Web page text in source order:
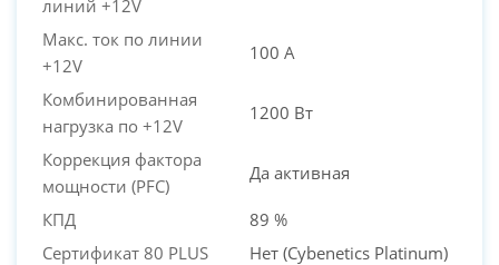
линий +12V
Макс. ток по линии
+12V
100 А
Комбинированная
нагрузка по +12V
1200 Вт
Коррекция фактора
мощности (PFC)
Да активная
КПД
89 %
Сертификат 80 PLUS
Нет (Cybenetics Platinum)